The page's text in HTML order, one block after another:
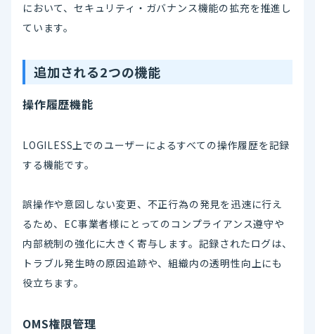
において、セキュリティ・ガバナンス機能の拡充を推進し
ています。
追加される2つの機能
操作履歴機能
LOGILESS上でのユーザーによるすべての操作履歴を記録
する機能です。
誤操作や意図しない変更、不正行為の発見を迅速に行え
るため、EC事業者様にとってのコンプライアンス遵守や
内部統制の強化に大きく寄与します。記録されたログは、
トラブル発生時の原因追跡や、組織内の透明性向上にも
役立ちます。
OMS権限管理